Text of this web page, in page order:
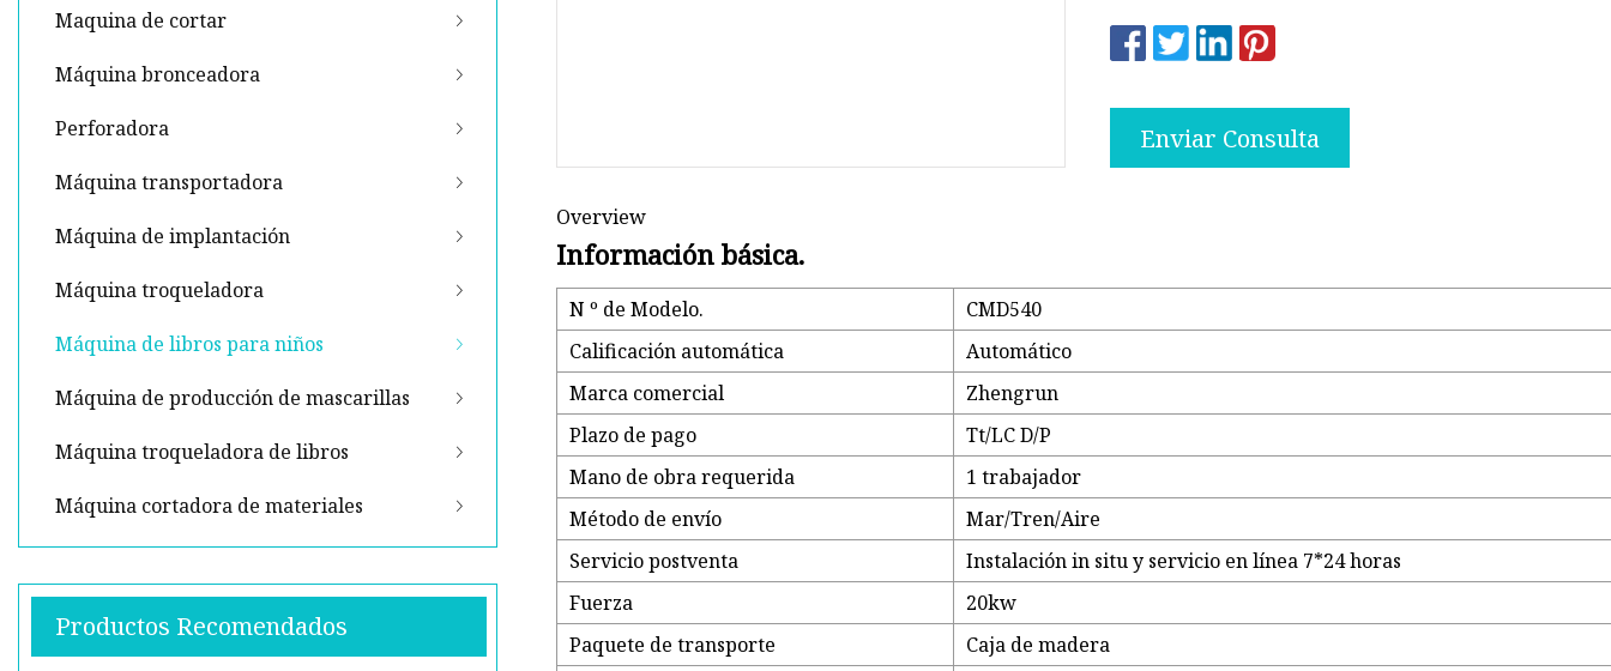
Maquina de cortar
Máquina bronceadora
Perforadora
Máquina transportadora
Máquina de implantación
Máquina troqueladora
Máquina de libros para niños
Máquina de producción de mascarillas
Máquina troqueladora de libros
Máquina cortadora de materiales
Productos Recomendados
Enviar Consulta
Overview
Información básica.
N º de Modelo.
CMD540
Calificación automática
Automático
Marca comercial
Zhengrun
Plazo de pago
Tt/LC D/P
Mano de obra requerida
1 trabajador
Método de envío
Mar/Tren/Aire
Servicio postventa
Instalación in situ y servicio en línea 7*24 horas
Fuerza
20kw
Paquete de transporte
Caja de madera